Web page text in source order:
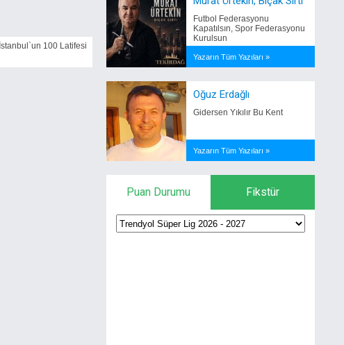
İstanbul`un 100 Latifesi
Futbol Federasyonu
Kapatılsın, Spor Federasyonu
Kurulsun
Yazarın Tüm Yazıları »
Oğuz Erdağlı
Gidersen Yıkılır Bu Kent
Yazarın Tüm Yazıları »
Puan Durumu Fikstür